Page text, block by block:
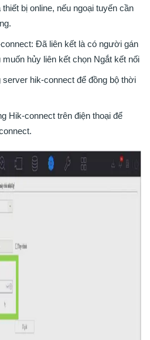
bị online, nếu ngoại tuyến cần
Đã liên kết là có người gán
hủy liên kết chọn Ngắt kết nối
hik-connect để đồng bộ thời
Hik-connect trên điện thoại để